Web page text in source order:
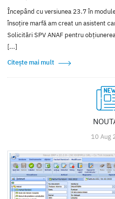
Începând cu versiunea 23.7 în
însoțire marfă am creat un asistent
Solicitări SPV ANAF pentru
[...]
Citește mai mult
10 Aug